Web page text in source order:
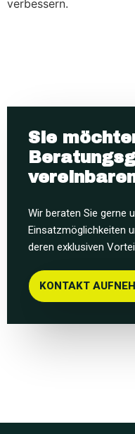
verbessern.
Sie
Wir beraten Sie gerne
Einsatzmöglichkeiten
deren exklusiven
KONTAKT